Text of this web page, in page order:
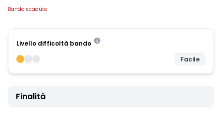
Bando scaduto
Livello difficoltà bando
Facile
Finalità